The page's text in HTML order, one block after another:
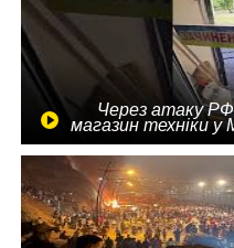
Через атаку
магазин техніки у